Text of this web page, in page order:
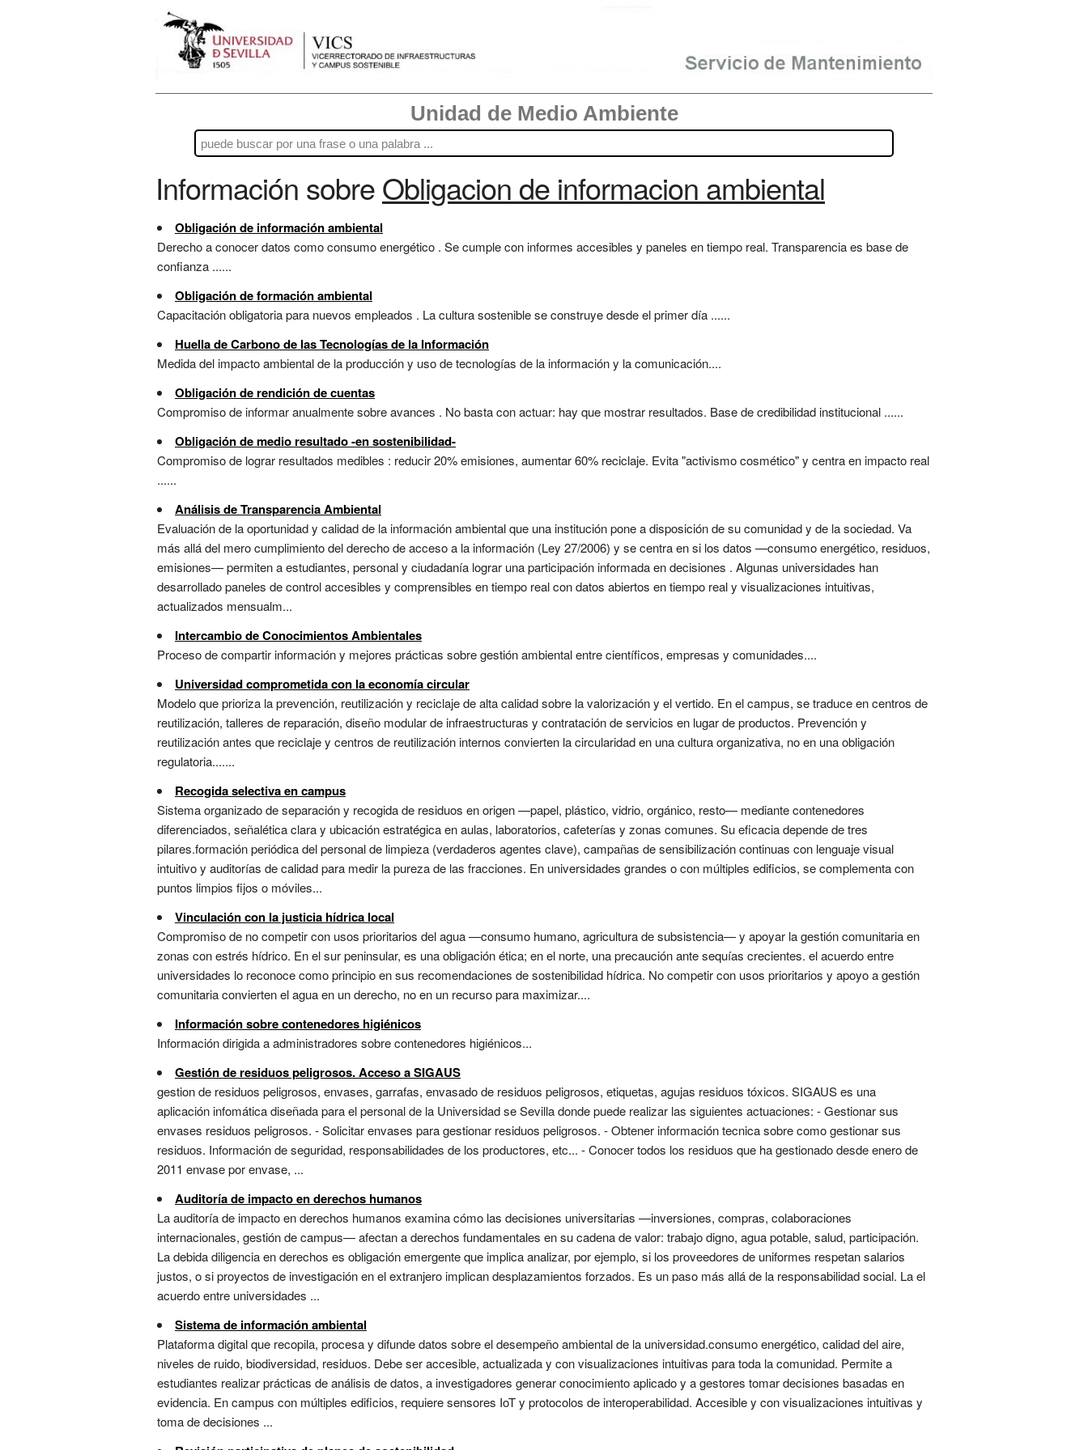
Unidad de Medio Ambiente
Información sobreObligacion de informacion ambiental
Obligación de información ambiental
Derecho a conocer datos como consumo energético . Se cumple con informes accesibles y paneles en tiempo real. Transparencia es base de
confianza ......
Obligación de formación ambiental
Capacitación obligatoria para nuevos empleados . La cultura sostenible se construye desde el primer día ......
Huella de Carbono de las Tecnologías de la Información
Medida del impacto ambiental de la producción y uso de tecnologías de la información y la comunicación....
Obligación de rendición de cuentas
Compromiso de informar anualmente sobre avances . No basta con actuar: hay que mostrar resultados. Base de credibilidad institucional ......
Obligación de medio resultado -en sostenibilidad-
Compromiso de lograr resultados medibles : reducir 20% emisiones, aumentar 60% reciclaje. Evita "activismo cosmético" y centra en impacto real
......
Análisis de Transparencia Ambiental
Evaluación de la oportunidad y calidad de la información ambiental que una institución pone a disposición de su comunidad y de la sociedad. Va
más allá del mero cumplimiento del derecho de acceso a la información (Ley 27/2006) y se centra en si los datos —consumo energético, residuos,
emisiones— permiten a estudiantes, personal y ciudadanía lograr una participación informada en decisiones . Algunas universidades han
desarrollado paneles de control accesibles y comprensibles en tiempo real con datos abiertos en tiempo real y visualizaciones intuitivas,
actualizados mensualm...
Intercambio de Conocimientos Ambientales
Proceso de compartir información y mejores prácticas sobre gestión ambiental entre científicos, empresas y comunidades....
Universidad comprometida con la economía circular
Modelo que prioriza la prevención, reutilización y reciclaje de alta calidad sobre la valorización y el vertido. En el campus, se traduce en centros de
reutilización, talleres de reparación, diseño modular de infraestructuras y contratación de servicios en lugar de productos. Prevención y
reutilización antes que reciclaje y centros de reutilización internos convierten la circularidad en una cultura organizativa, no en una obligación
regulatoria.......
Recogida selectiva en campus
Sistema organizado de separación y recogida de residuos en origen —papel, plástico, vidrio, orgánico, resto— mediante contenedores
diferenciados, señalética clara y ubicación estratégica en aulas, laboratorios, cafeterías y zonas comunes. Su eficacia depende de tres
pilares.formación periódica del personal de limpieza (verdaderos agentes clave), campañas de sensibilización continuas con lenguaje visual
intuitivo y auditorías de calidad para medir la pureza de las fracciones. En universidades grandes o con múltiples edificios, se complementa con
puntos limpios fijos o móviles...
Vinculación con la justicia hídrica local
Compromiso de no competir con usos prioritarios del agua —consumo humano, agricultura de subsistencia— y apoyar la gestión comunitaria en
zonas con estrés hídrico. En el sur peninsular, es una obligación ética; en el norte, una precaución ante sequías crecientes. el acuerdo entre
universidades lo reconoce como principio en sus recomendaciones de sostenibilidad hídrica. No competir con usos prioritarios y apoyo a gestión
comunitaria convierten el agua en un derecho, no en un recurso para maximizar....
Información sobre contenedores higiénicos
Información dirigida a administradores sobre contenedores higiénicos...
Gestión de residuos peligrosos. Acceso a SIGAUS
gestion de residuos peligrosos, envases, garrafas, envasado de residuos peligrosos, etiquetas, agujas residuos tóxicos. SIGAUS es una
aplicación infomática diseñada para el personal de la Universidad se Sevilla donde puede realizar las siguientes actuaciones: - Gestionar sus
envases residuos peligrosos. - Solicitar envases para gestionar residuos peligrosos. - Obtener información tecnica sobre como gestionar sus
residuos. Información de seguridad, responsabilidades de los productores, etc... - Conocer todos los residuos que ha gestionado desde enero de
2011 envase por envase, ...
Auditoría de impacto en derechos humanos
La auditoría de impacto en derechos humanos examina cómo las decisiones universitarias —inversiones, compras, colaboraciones
internacionales, gestión de campus— afectan a derechos fundamentales en su cadena de valor: trabajo digno, agua potable, salud, participación.
La debida diligencia en derechos es obligación emergente que implica analizar, por ejemplo, si los proveedores de uniformes respetan salarios
justos, o si proyectos de investigación en el extranjero implican desplazamientos forzados. Es un paso más allá de la responsabilidad social. La el
acuerdo entre universidades ...
Sistema de información ambiental
Plataforma digital que recopila, procesa y difunde datos sobre el desempeño ambiental de la universidad.consumo energético, calidad del aire,
niveles de ruido, biodiversidad, residuos. Debe ser accesible, actualizada y con visualizaciones intuitivas para toda la comunidad. Permite a
estudiantes realizar prácticas de análisis de datos, a investigadores generar conocimiento aplicado y a gestores tomar decisiones basadas en
evidencia. En campus con múltiples edificios, requiere sensores IoT y protocolos de interoperabilidad. Accesible y con visualizaciones intuitivas y
toma de decisiones ...